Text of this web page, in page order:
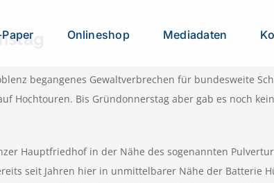
Paper Onlineshop Mediadaten
begangenes Gewaltverbrechen für bundesweite
Bis Gründonnerstag aber gab es noch
Hauptfriedhof in der Nähe des sogenannten
seit Jahren hier in unmittelbarer Nähe der Batterie